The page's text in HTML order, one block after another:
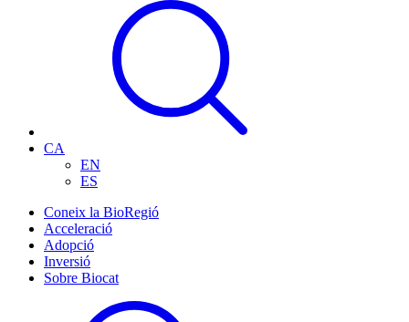
CA
EN
ES
Coneix la BioRegió
Acceleració
Adopció
Inversió
Sobre Biocat